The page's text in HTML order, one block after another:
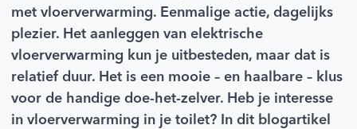
met vloerverwarming. Eenmalige actie, dagelijks
plezier. Het aanleggen van elektrische
vloerverwarming kun je uitbesteden, maar dat is
relatief duur. Het is een mooie – en haalbare – klus
voor de handige doe-het-zelver. Heb je interesse
in vloerverwarming in je toilet? In dit blogartikel